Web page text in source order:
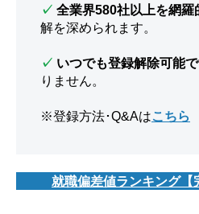
✓ 全業界580社以上を網羅
解を深められます。
✓ いつでも登録解除可能
りません。
※登録方法･Q&Aはこちら
就職偏差値ランキング【